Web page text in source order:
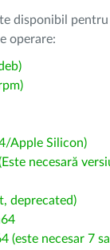
disponibil
operare:
Apple Silicon)
necesară
deprecated)
(este necesar 7